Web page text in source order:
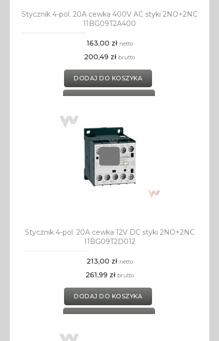
Stycznik 4-pol. 20A cewka 400V AC styki 2NO+2NC
11BG09T2A400
163,00 zł netto
200,49 zł brutto
DODAJ DO KOSZYKA
DODAJ DO SCHOWKA
Stycznik 4-pol. 20A cewka 12V DC styki 2NO+2NC
11BG09T2D012
213,00 zł netto
261,99 zł brutto
DODAJ DO KOSZYKA
DODAJ DO SCHOWKA